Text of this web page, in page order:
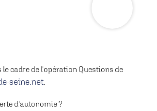
cadre de l'opération Questions de
seine.net.
d'autonomie ?